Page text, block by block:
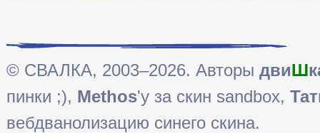
© СВАЛКА, 2003–2026. Авторы двиШ
пинки ;), Methos'у за скин sandbox,
вебдванолизацию синего скина.